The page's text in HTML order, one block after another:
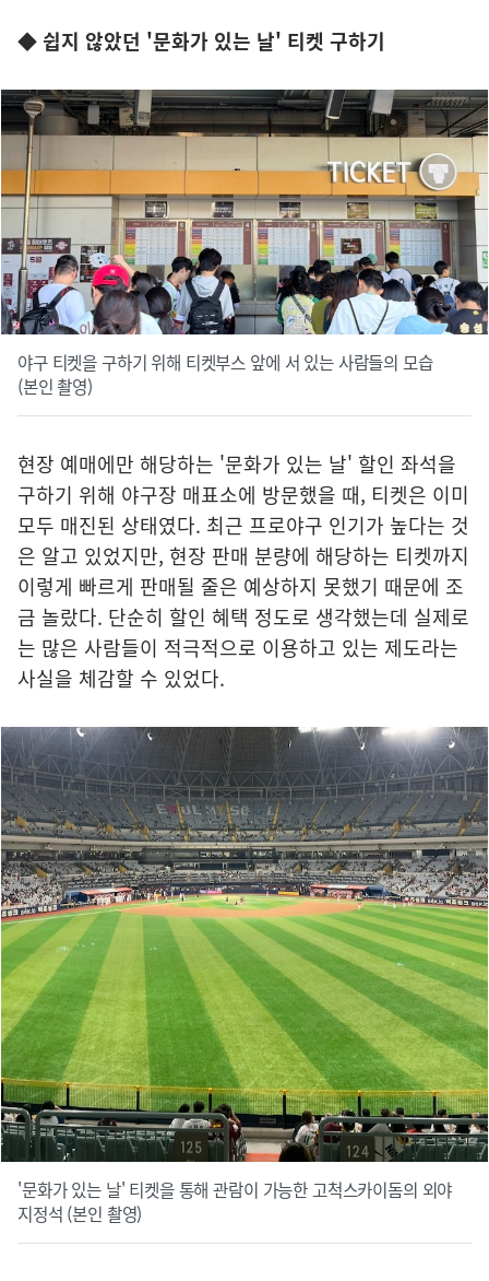
◆ 쉽지 않았던 '문화가 있는 날' 티켓 구하기
야구 티켓을 구하기 위해 티켓부스 앞에 서 있는 사람들의 모습
(본인 촬영)
현장 예매에만 해당하는 '문화가 있는 날' 할인 좌석을
구하기 위해 야구장 매표소에 방문했을 때, 티켓은 이미
모두 매진된 상태였다. 최근 프로야구 인기가 높다는 것
은 알고 있었지만, 현장 판매 분량에 해당하는 티켓까지
이렇게 빠르게 판매될 줄은 예상하지 못했기 때문에 조
금 놀랐다. 단순히 할인 혜택 정도로 생각했는데 실제로
는 많은 사람들이 적극적으로 이용하고 있는 제도라는
사실을 체감할 수 있었다.
'문화가 있는 날' 티켓을 통해 관람이 가능한 고척스카이돔의 외야
지정석 (본인 촬영)